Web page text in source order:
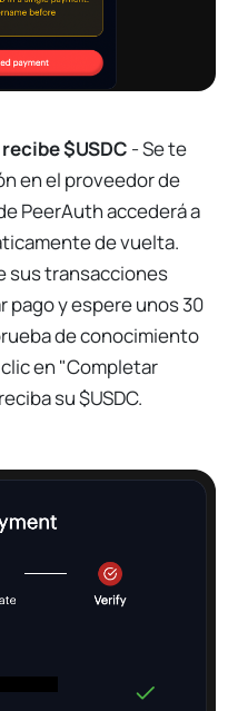
$USDC - Se te
en el proveedor de
PeerAuth accederá a
de vuelta.
sus transacciones
pago y espere unos 30
de conocimiento
en "Completar
su $USDC.